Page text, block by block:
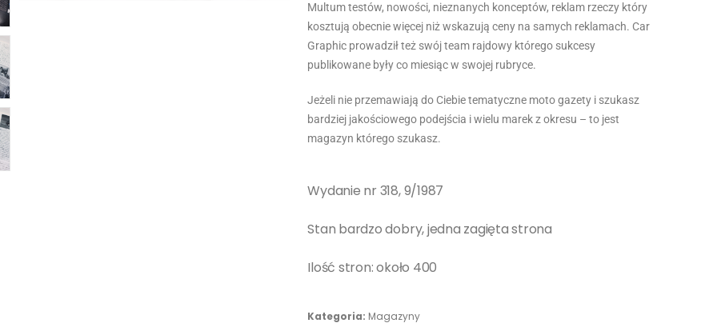
Multum testów, nowości, nieznanych konceptów, reklam rzeczy który
kosztują obecnie więcej niż wskazują ceny na samych reklamach. Car
Graphic prowadził też swój team rajdowy którego sukcesy
publikowane były co miesiąc w swojej rubryce.
Jeżeli nie przemawiają do Ciebie tematyczne moto gazety i szukasz
bardziej jakościowego podejścia i wielu marek z okresu – to jest
magazyn którego szukasz.
Wydanie nr 318, 9/1987
Stan bardzo dobry, jedna zagięta strona
Ilość stron: około 400
Kategoria: Magazyny